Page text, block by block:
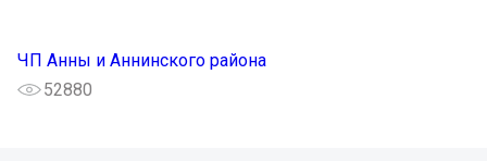
ЧП Анны и Аннинского района
52880